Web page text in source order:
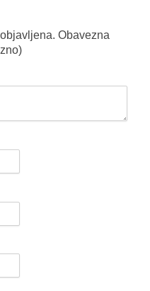
Obavezna